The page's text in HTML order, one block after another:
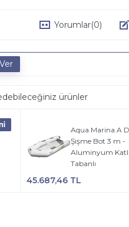
Yorumlar(0)
ürünler
Aqua Marina A
Şişme Bot 3 m -
Aluminyum
Tabanlı
45.687,46 TL